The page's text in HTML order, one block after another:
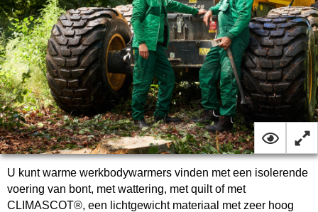
U kunt warme werkbodywarmers vinden met een isolerende
voering van bont, met wattering, met quilt of met
CLIMASCOT®, een lichtgewicht materiaal met zeer hoog